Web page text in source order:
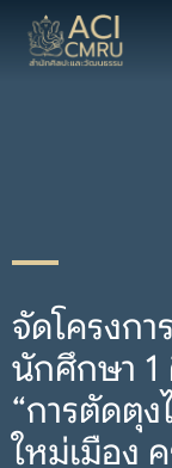
จัดโครงก
นักศึกษา
“การตัดตุ
ใหม่เมือง